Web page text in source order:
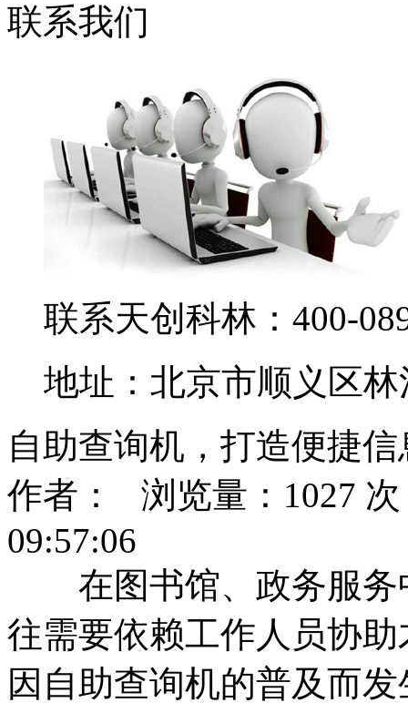
联系我们
联系天创科林：400-
地址：北京市顺义区
自助查询机，打造便捷
作者： 浏览量：1027
09:57:06
在图书馆、政务服务
往需要依赖工作人员协
因自助查询机的普及而